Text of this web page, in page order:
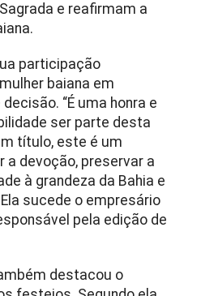
e reafirmam a
participação
baiana em
“É uma honra e
ser parte desta
título, este é um
a devoção, preservar a
à grandeza da Bahia e
sucede o empresário
pela edição de
destacou o